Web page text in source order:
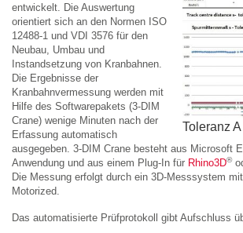
Toleranz
entwickelt. Die Auswertung
orientiert sich an den Normen ISO
12488-1 und VDI 3576 für den
Neubau, Umbau und
Instandsetzung von Kranbahnen.
Die Ergebnisse der
Kranbahnvermessung werden mit
Hilfe des Softwarepakets (3-DIM
Crane) wenige Minuten nach der
Erfassung automatisch
ausgegeben. 3-DIM Crane besteht aus Microsoft
Anwendung und aus einem Plug-In für Rhino3D®
Die Messung erfolgt durch ein 3D-Messsystem
Motorized.
Das automatisierte Prüfprotokoll gibt Aufschluss